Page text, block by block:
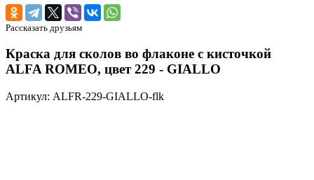
Рассказать друзьям
Краска для сколов во флаконе с кисточкой
ALFA ROMEO, цвет 229 - GIALLO
Артикул: ALFR-229-GIALLO-flk